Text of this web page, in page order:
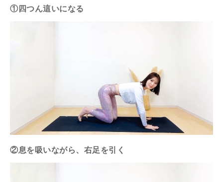
①四つん這いになる
②息を吸いながら、右足を引く